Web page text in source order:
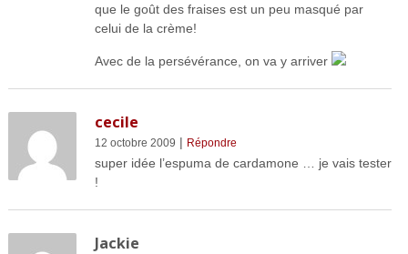
que le goût des fraises est un peu masqué par
celui de la crème!
Avec de la persévérance, on va y arriver
cecile
12 octobre 2009 | Répondre
super idée l’espuma de cardamone … je vais tester
!
Jackie